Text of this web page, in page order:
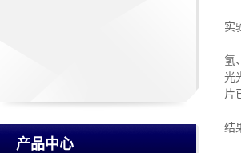
产品中心
实
氢
光
片
结